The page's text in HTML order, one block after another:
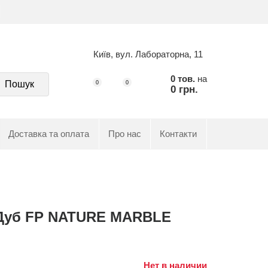
Київ, вул. Лабораторна, 11
Пошук 0 0 0 тов. на
0 грн.
Доставка та оплата Про нас Контакти
FP NATURE MARBLE
Нет в наличии